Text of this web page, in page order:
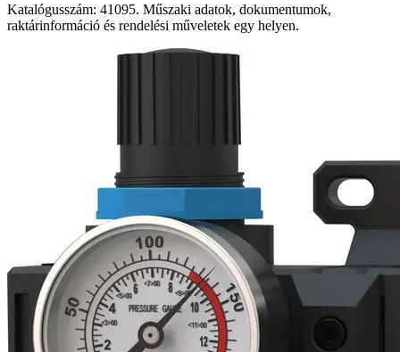
Katalógusszám: 41095. Műszaki adatok, dokumentumok,
raktárinformáció és rendelési műveletek egy helyen.